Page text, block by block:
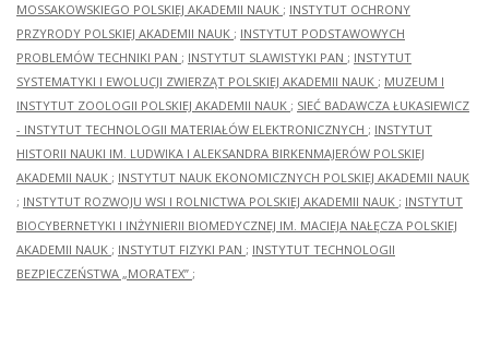
MOSSAKOWSKIEGO POLSKIEJ AKADEMII NAUK ; INSTYTUT OCHRONY
PRZYRODY POLSKIEJ AKADEMII NAUK ; INSTYTUT PODSTAWOWYCH
PROBLEMÓW TECHNIKI PAN ; INSTYTUT SLAWISTYKI PAN ; INSTYTUT
SYSTEMATYKI I EWOLUCJI ZWIERZĄT POLSKIEJ AKADEMII NAUK ; MUZEUM I
INSTYTUT ZOOLOGII POLSKIEJ AKADEMII NAUK ; SIEĆ BADAWCZA ŁUKASIEWICZ
- INSTYTUT TECHNOLOGII MATERIAŁÓW ELEKTRONICZNYCH ; INSTYTUT
HISTORII NAUKI IM. LUDWIKA I ALEKSANDRA BIRKENMAJERÓW POLSKIEJ
AKADEMII NAUK ; INSTYTUT NAUK EKONOMICZNYCH POLSKIEJ AKADEMII NAUK
; INSTYTUT ROZWOJU WSI I ROLNICTWA POLSKIEJ AKADEMII NAUK ; INSTYTUT
BIOCYBERNETYKI I INŻYNIERII BIOMEDYCZNEJ IM. MACIEJA NAŁĘCZA POLSKIEJ
AKADEMII NAUK ; INSTYTUT FIZYKI PAN ; INSTYTUT TECHNOLOGII
BEZPIECZEŃSTWA „MORATEX” ;